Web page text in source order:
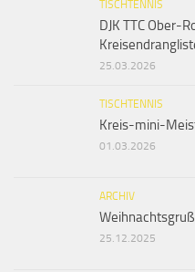
TISCHTENNIS
DJK TTC Ober-
25.03.2026
TISCHTENNIS
Kreis-mini-
01.03.2026
ARCHIV
25.12.2025